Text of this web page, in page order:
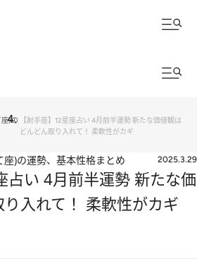
座)の
【射手座】12星座占い 4月前半運勢 新たな価値観は
どんどん取り入れて！ 柔軟性がカギ
座)の運勢、基本性格まとめ 2025.3.29
占い 4月前半運勢 新たな価
入れて！ 柔軟性がカギ